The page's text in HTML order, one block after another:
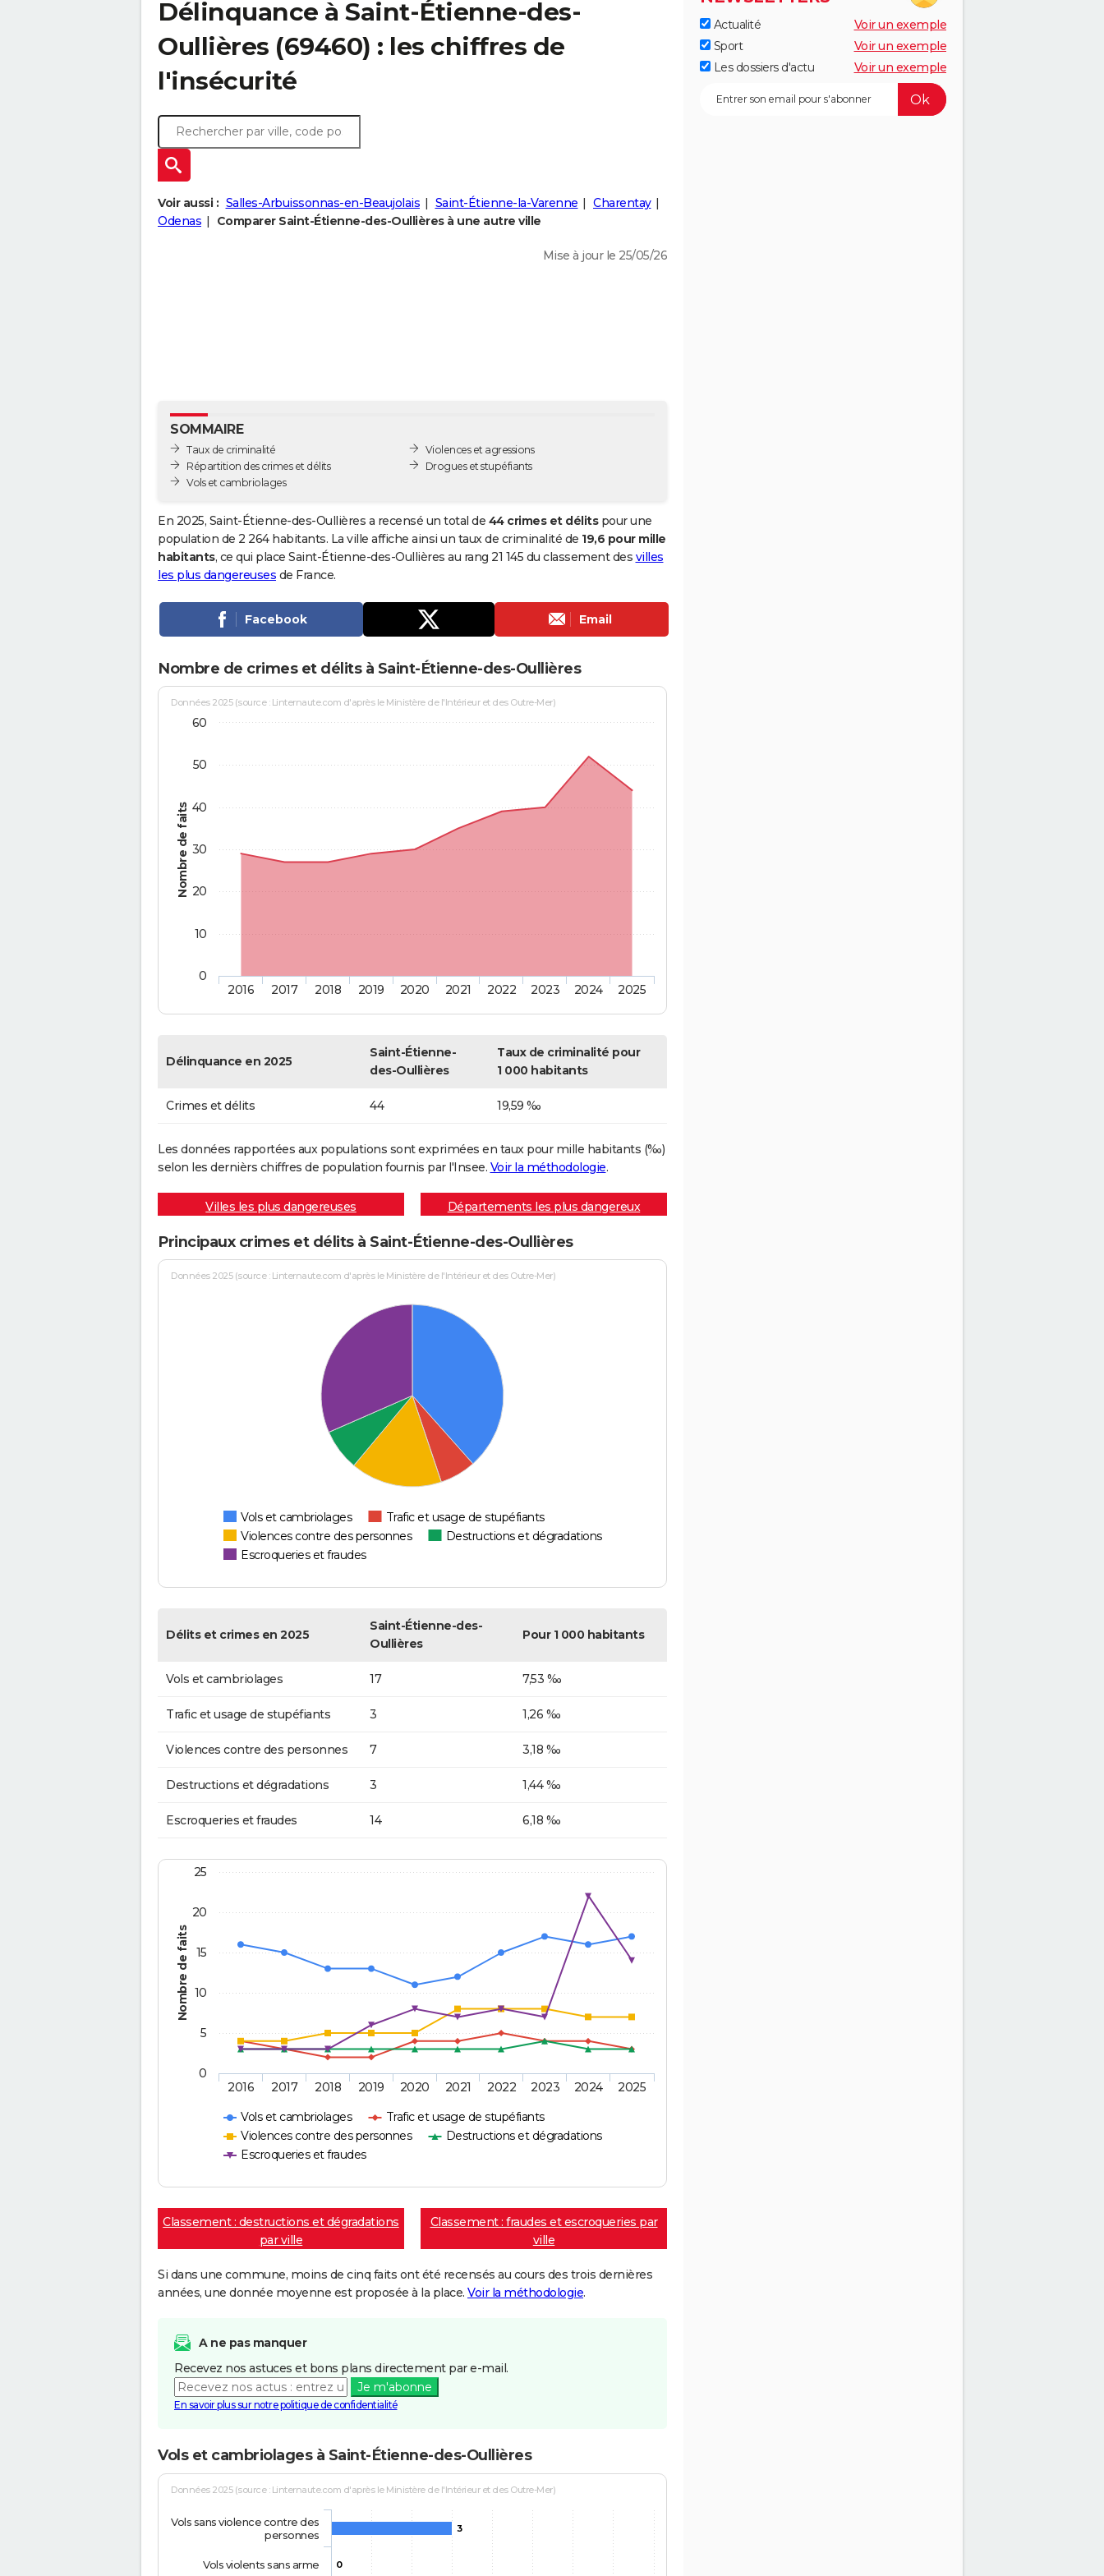
Délinquance à Saint-Étienne-des-
Oullières (69460) : les chiffres de
l'insécurité
Voir aussi : Salles-Arbuissonnas-en-Beaujolais Saint-Étienne-la-Varenne
Charentay
Odenas
Comparer Saint-Étienne-des-Oullières à une autre ville
Mise à jour le 25/05/26
SOMMAIRE
Taux de criminalité
Répartition des crimes et délits
Vols et cambriolages
Violences et agressions
Drogues et stupéfiants
En 2025, Saint-Étienne-des-Oullières a recensé un total de 44 crimes et délitspour une
population de 2 264 habitants. La ville affiche ainsi un taux de criminalité de 19,6 pour mille
habitants, ce qui place Saint-Étienne-des-Oullières au rang 21 145 du classement des villes
les plus dangereuses de France.
Facebook Email
Nombre de crimes et délits à Saint-Étienne-des-Oullières
Nombre de faits
Données 2025 (source : Linternaute.com d'après le Ministère de l'Intérieur et des Outre-Mer)
2016 2017 2018 2019 2020 2021 2022 2023 2024 2025
0
10
20
30
40
50
60
Délinquance en 2025
Saint-Étienne-
des-Oullières
Taux de criminalité pour
1 000 habitants
Crimes et délits 44 19,59 ‰
Les données rapportées aux populations sont exprimées en taux pour mille habitants (‰)
selon les dernièrs chiffres de population fournis par l'Insee. Voir la méthodologie.
Villes les plus dangereuses Départements les plus dangereux
Principaux crimes et délits à Saint-Étienne-des-Oullières
Données 2025 (source : Linternaute.com d'après le Ministère de l'Intérieur et des Outre-Mer)
Vols et cambriolages
Trafic et usage de stupéfiants
Violences contre des personnes
Destructions et dégradations
Escroqueries et fraudes
Délits et crimes en 2025
Saint-Étienne-des-
Oullières
Pour 1 000 habitants
Vols et cambriolages 17 7,53 ‰
Trafic et usage de stupéfiants 3 1,26 ‰
Violences contre des personnes 7 3,18 ‰
Destructions et dégradations 3 1,44 ‰
Escroqueries et fraudes 14 6,18 ‰
Nombre de faits
Vols et cambriolages
Trafic et usage de stupéfiants
Violences contre des personnes
Destructions et dégradations
Escroqueries et fraudes
2016 2017 2018 2019 2020 2021 2022 2023 2024 2025
0
5
10
15
20
25
Classement : destructions et dégradations
par ville
Classement : fraudes et escroqueries par
ville
Si dans une commune, moins de cinq faits ont été recensés au cours des trois dernières
années, une donnée moyenne est proposée à la place. Voir la méthodologie.
A ne pas manquer
Recevez nos astuces et bons plans directement par e-mail.
Je m'abonne
En savoir plus sur notre politique de confidentialité
Vols et cambriolages à Saint-Étienne-des-Oullières
Données 2025 (source : Linternaute.com d'après le Ministère de l'Intérieur et des Outre-Mer)
3
0
Vols sans violence contre des
personnes
Vols violents sans arme
Actualité
Voir un exemple
Sport
Voir un exemple
Les dossiers d'actu
Voir un exemple